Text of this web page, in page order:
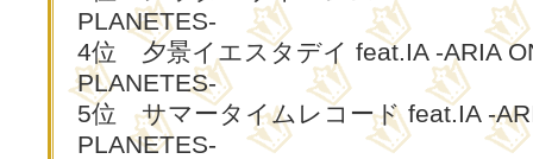
PLANETES-
4位 夕景イエスタデイ feat.IA -ARIA
PLANETES-
5位 サマータイムレコード feat.IA -
PLANETES-